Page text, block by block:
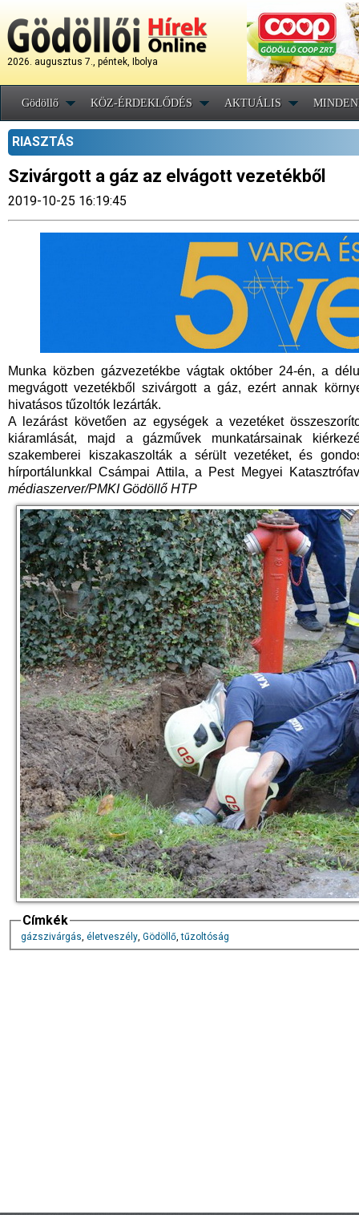
2026. augusztus 7., péntek, Ibolya
Gödöllő KÖZ-ÉRDEKLŐDÉS AKTUÁLIS
RIASZTÁS
Szivárgott a gáz az elvágott vezetékből
2019-10-25 16:19:45
Munka közben gázvezetékbe vágtak október 24-én, a
megvágott vezetékből szivárgott a gáz, ezért annak
hivatásos tűzoltók lezárták.
A lezárást követően az egységek a vezetéket
kiáramlását, majd a gázművek munkatársainak
szakemberei kiszakaszolták a sérült vezetéket, és
hírportálunkkal Csámpai Attila, a Pest Megyei
médiaszerver/PMKI Gödöllő HTP
Címkék
gázszivárgás, életveszély, Gödöllő,tűzoltóság